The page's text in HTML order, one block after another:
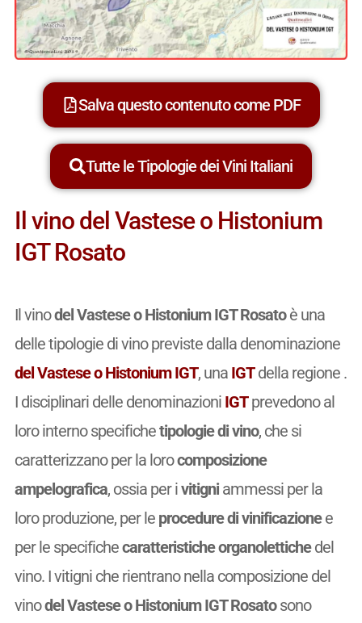
Salva questo contenuto come PDF
Tutte le Tipologie dei Vini Italiani
Il vino del Vastese o Histonium
IGT Rosato
Il vinodel Vastese o Histonium IGT Rosatoè una
delle tipologie di vino previste dalla denominazione
del Vastese o Histonium IGT, una IGTdella regione .
I disciplinari delle denominazioni IGTprevedono al
loro interno specifichetipologie di vino, che si
caratterizzano per la lorocomposizione
ampelografica, ossia per ivitigniammessi per la
loro produzione, per le procedure di vinificazionee
per le specifichecaratteristiche organolettichedel
vino. I vitigni che rientrano nella composizione del
vinodel Vastese o Histonium IGT Rosatosono